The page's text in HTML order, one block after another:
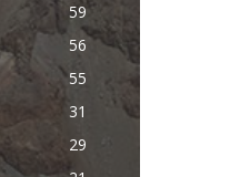
59
56
55
31
29